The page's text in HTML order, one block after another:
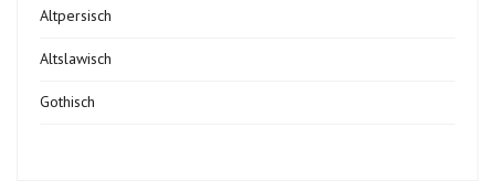
Altpersisch
Altslawisch
Gothisch